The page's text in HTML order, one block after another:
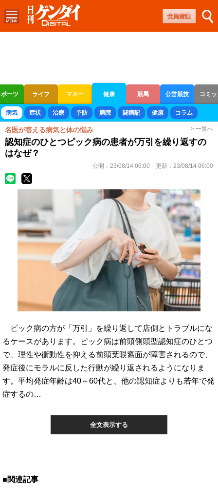
ーツ ライフ マネー 健康 競馬 公営競技 コミ
ボートレース 競輪 オートレース
病気 症状 治療 予防 病院 闘病記 健康 コラム
名医が答える病気と体の悩み > 一覧へ
認知症のひとつピック病の患者が万引を繰り返すの
はなぜ？
公開： 23/08/14 06:00 更新： 23/08/14 06:00
ピック病の方が「万引」を繰り返して店側とトラブルにな
るケースがあります。ピック病は前頭側頭型認知症のひとつ
で、理性や衝動性を抑える前頭葉眼窩面が障害されるので、
発症後にモラルに反した行動が繰り返されるようになりま
す。平均発症年齢は40～60代と、他の認知症よりも若年で発
症するの…
全文表示する
■関連記事